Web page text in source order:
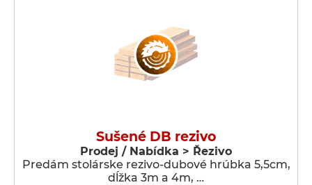
Sušené DB rezivo
Prodej / Nabídka > Řezivo
Predám stolárske rezivo-dubové hrúbka 5,5cm,
dĺžka 3m a 4m, …